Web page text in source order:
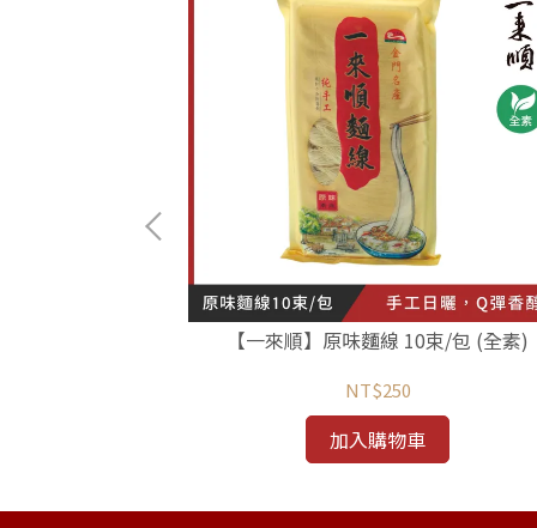
【一來順】原味麵線 10束/包 (全素)
NT$250
加入購物車